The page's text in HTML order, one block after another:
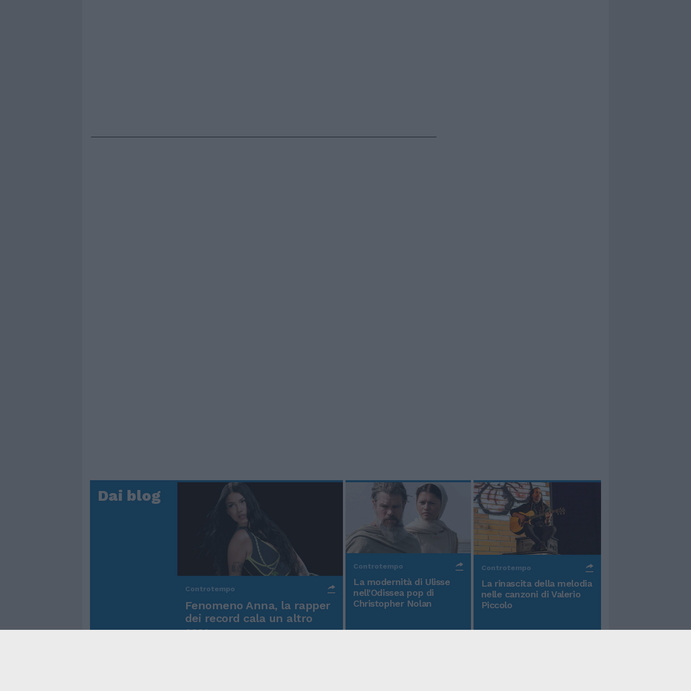
Dai blog
Controtempo
Fenomeno Anna, la rapper
dei record cala un altro
asso
Controtempo
La modernità di Ulisse
nell'Odissea pop di
Christopher Nolan
Controtempo
La rinascita della melodia
nelle canzoni di Valerio
Piccolo